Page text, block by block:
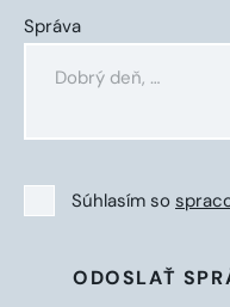
Správa
Súhlasím so
ODOSLAŤ